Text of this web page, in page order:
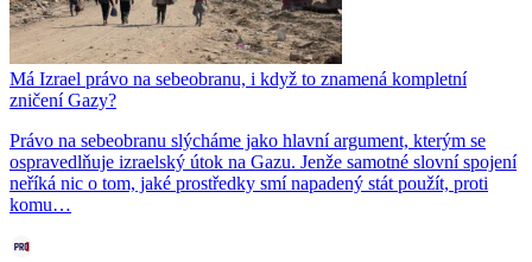
Má Izrael právo na sebeobranu, i když to znamená kompletní
zničení Gazy?
Právo na sebeobranu slýcháme jako hlavní argument, kterým se
ospravedlňuje izraelský útok na Gazu. Jenže samotné slovní spojení
neříká nic o tom, jaké prostředky smí napadený stát použít, proti
komu…